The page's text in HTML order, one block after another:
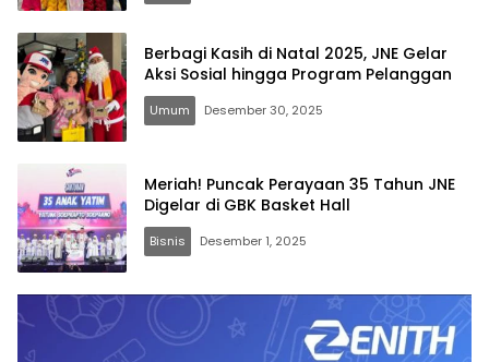
Berbagi Kasih di Natal 2025, JNE Gelar
Aksi Sosial hingga Program Pelanggan
Umum Desember 30, 2025
Meriah! Puncak Perayaan 35 Tahun JNE
Digelar di GBK Basket Hall
Bisnis Desember 1, 2025